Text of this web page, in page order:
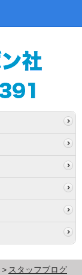
スタッフブログ